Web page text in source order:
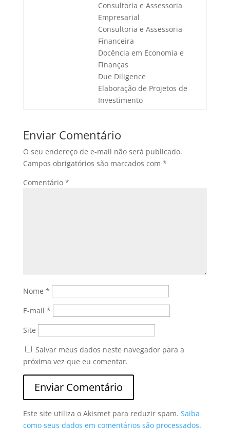
Consultoria e Assessoria
Empresarial
Consultoria e Assessoria
Financeira
Docência em Economia e
Finanças
Due Diligence
Elaboração de Projetos de
Investimento
Enviar Comentário
O seu endereço de e-mail não será publicado.
Campos obrigatórios são marcados com *
Comentário *
Nome *
E-mail *
Site
Salvar meus dados neste navegador para a
próxima vez que eu comentar.
Este site utiliza o Akismet para reduzir spam. Saiba
como seus dados em comentários são processados.